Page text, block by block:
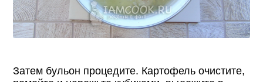
Затем бульон процедите. Картофель очистите,